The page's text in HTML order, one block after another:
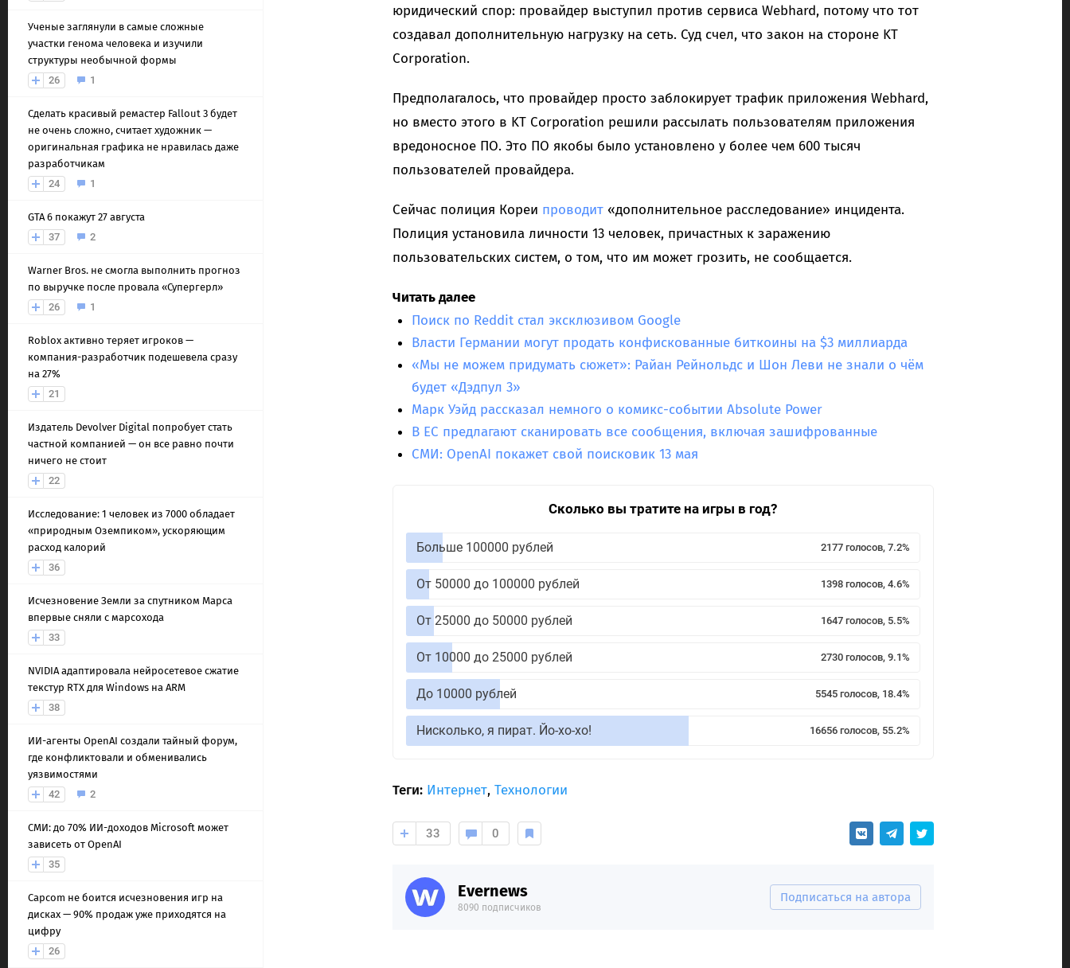
Ученые заглянули в самые сложные
участки генома человека и изучили
структуры необычной формы
26
1
Сделать красивый ремастер Fallout 3 будет
не очень сложно, считает художник —
оригинальная графика не нравилась даже
разработчикам
24
1
GTA 6 покажут 27 августа
37
2
Warner Bros. не смогла выполнить прогноз
по выручке после провала «Супергерл»
26
1
Roblox активно теряет игроков —
компания-разработчик подешевела сразу
на 27%
21
Издатель Devolver Digital попробует стать
частной компанией — он все равно почти
ничего не стоит
22
Исследование: 1 человек из 7000 обладает
«природным Оземпиком», ускоряющим
расход калорий
36
Исчезновение Земли за спутником Марса
впервые сняли с марсохода
33
NVIDIA адаптировала нейросетевое сжатие
текстур RTX для Windows на ARM
38
ИИ-агенты OpenAI создали тайный форум,
где конфликтовали и обменивались
уязвимостями
42
2
СМИ: до 70% ИИ-доходов Microsoft может
зависеть от OpenAI
35
Capcom не боится исчезновения игр на
дисках — 90% продаж уже приходятся на
цифру
26
юридический спор: провайдер выступил против сервиса Webhard, потому что тот
создавал дополнительную нагрузку на сеть. Суд счел, что закон на стороне KT
Corporation.
Предполагалось, что провайдер просто заблокирует трафик приложения Webhard,
но вместо этого в KT Corporation решили рассылать пользователям приложения
вредоносное ПО. Это ПО якобы было установлено у более чем 600 тысяч
пользователей провайдера.
Сейчас полиция Кореи проводит«дополнительное расследование» инцидента.
Полиция установила личности 13 человек, причастных к заражению
пользовательских систем, о том, что им может грозить, не сообщается.
Читать далее
Поиск по Reddit стал эксклюзивом Google
Власти Германии могут продать конфискованные биткоины на $3 миллиарда
«Мы не можем придумать сюжет»: Райан Рейнольдс и Шон Леви не знали о чём
будет «Дэдпул 3»
Марк Уэйд рассказал немного о комикс-событии Absolute Power
В ЕС предлагают сканировать все сообщения, включая зашифрованные
СМИ: OpenAI покажет свой поисковик 13 мая
Сколько вы тратите на игры в год?
Больше 100000 рублей 2177 голосов, 7.2%
От 50000 до 100000 рублей 1398 голосов, 4.6%
От 25000 до 50000 рублей 1647 голосов, 5.5%
От 10000 до 25000 рублей 2730 голосов, 9.1%
До 10000 рублей 5545 голосов, 18.4%
Нисколько, я пират. Йо-хо-хо! 16656 голосов, 55.2%
Теги: Интернет, Технологии
33 0
Evernews
8090 подписчиков
Подписаться на автора